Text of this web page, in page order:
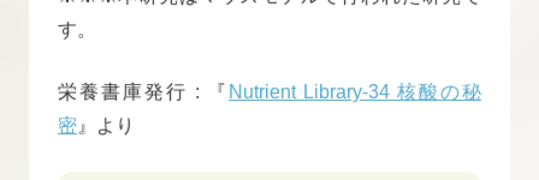
す。
栄養書庫発行 : 『 Nutrient Library-34 核酸の秘
密 』より